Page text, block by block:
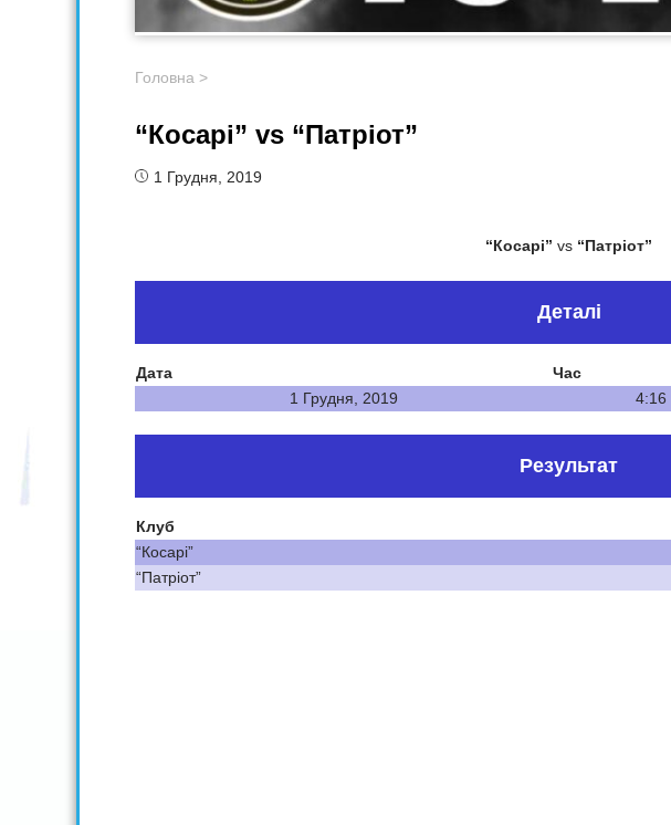
Головна >
“Косарі” vs “Патріот”
1 Грудня, 2019
“Косарі” vs “Патріот”
Деталі
Дата Час
1 Грудня, 2019
4:16
Результат
Клуб
“Косарі”
“Патріот”